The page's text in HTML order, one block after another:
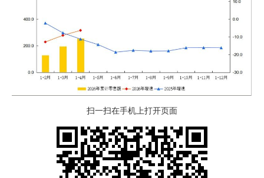
扫一扫在手机上打开页面